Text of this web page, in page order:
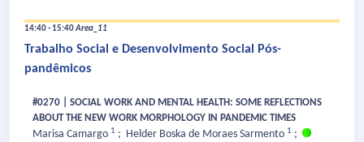
14:40 - 15:40Area_11
Trabalho Social e Desenvolvimento Social Pós-
pandêmicos
#0270 | SOCIAL WORK AND MENTAL HEALTH: SOME REFLECTIONS
ABOUT THE NEW WORK MORPHOLOGY IN PANDEMIC TIMES
Marisa Camargo 1 ; Helder Boska de Moraes Sarmento 1 ;